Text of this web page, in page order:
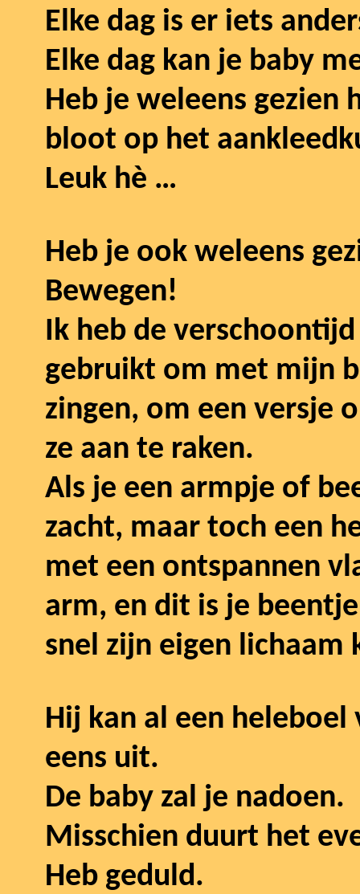
Elke dag is er iets
Elke dag kan je baby
Heb je weleens gezien
bloot op het
Leuk hè …
Heb je ook weleens
Bewegen!
Ik heb de
gebruikt om met mijn
zingen, om een versje
ze aan te raken.
Als je een armpje of
zacht, maar toch een
met een ontspannen
arm, en dit is je
snel zijn eigen lichaam
Hij kan al een
eens uit.
De baby zal je nadoen.
Misschien duurt het
Heb geduld.